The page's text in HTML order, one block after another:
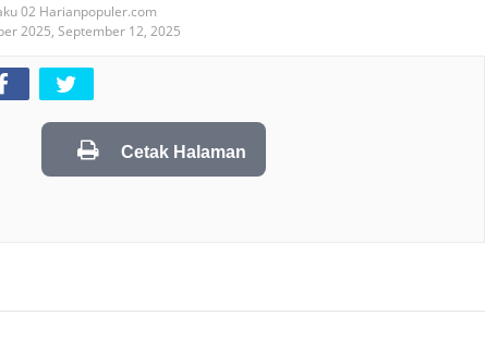
02 Harianpopuler.com
2025, September 12, 2025
Cetak Halaman